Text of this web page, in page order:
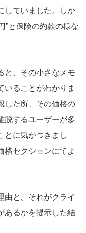
していました。しか
”と保険の約款の様な
と、その小さなメモ
いることがわかりま
した所、その価格の
脱するユーザーが多
とに気がつきまし
格セクションにてよ
由と、それがクライ
あるかを提示した結